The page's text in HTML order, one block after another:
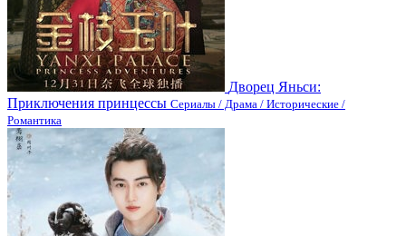
Дворец Яньси:
Приключения принцессы Сериалы / Драма / Исторические /
Романтика